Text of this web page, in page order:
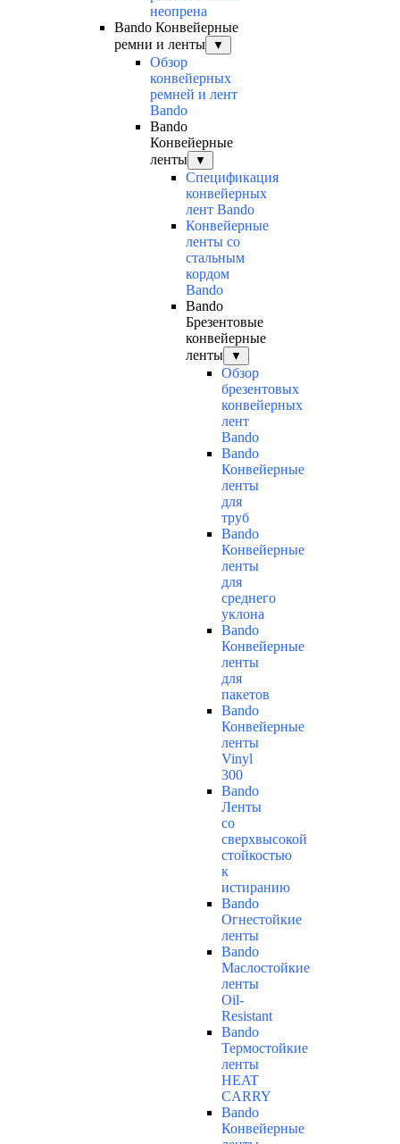
неопрена
Bando Конвейерные
ремни и ленты
▼
Обзор
конвейерных
ремней и лент
Bando
Bando
Конвейерные
ленты
▼
Спецификация
конвейерных
лент Bando
Конвейерные
ленты со
стальным
кордом
Bando
Bando
Брезентовые
конвейерные
ленты
▼
Обзор
брезентовых
конвейерных
лент
Bando
Bando
Конвейерные
ленты
для
труб
Bando
Конвейерные
ленты
для
среднего
уклона
Bando
Конвейерные
ленты
для
пакетов
Bando
Конвейерные
ленты
Vinyl
300
Bando
Ленты
со
сверхвысокой
стойкостью
к
истиранию
Bando
Огнестойкие
ленты
Bando
Маслостойкие
ленты
Oil-
Resistant
Bando
Термостойкие
ленты
HEAT
CARRY
Bando
Конвейерные